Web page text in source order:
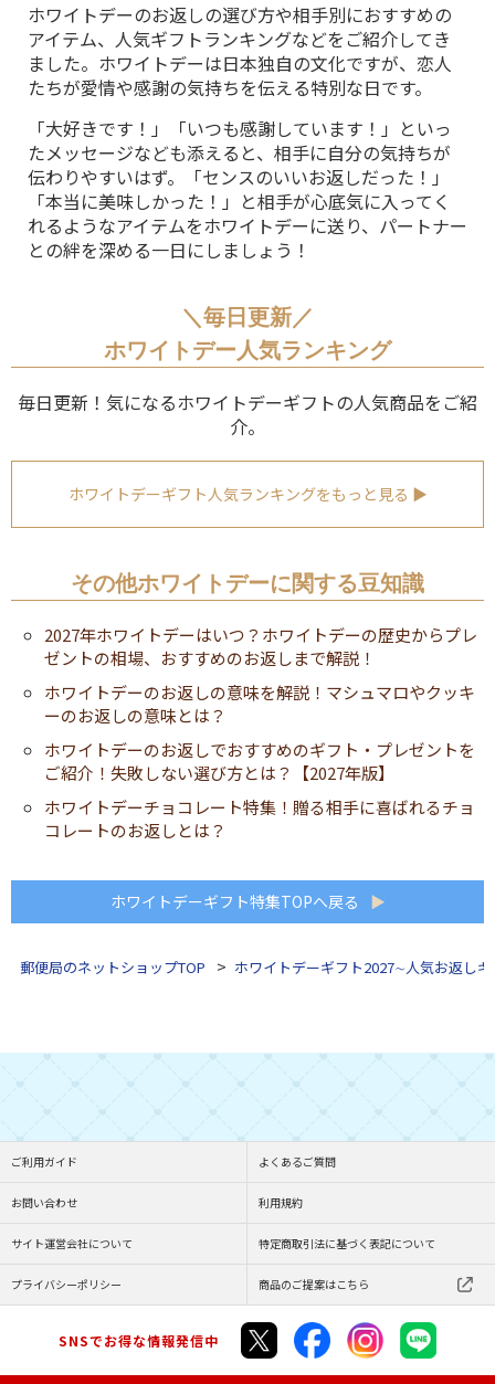
ホワイトデーのお返しの選び方や相手別におすすめの
アイテム、人気ギフトランキングなどをご紹介してき
ました。ホワイトデーは日本独自の文化ですが、恋人
たちが愛情や感謝の気持ちを伝える特別な日です。
「大好きです！」「いつも感謝しています！」といっ
たメッセージなども添えると、相手に自分の気持ちが
伝わりやすいはず。「センスのいいお返しだった！」
「本当に美味しかった！」と相手が心底気に入ってく
れるようなアイテムをホワイトデーに送り、パートナー
との絆を深める一日にしましょう！
＼毎日更新／
ホワイトデー人気ランキング
毎日更新！気になるホワイトデーギフトの人気商品をご紹
介。
ホワイトデーギフト人気ランキングをもっと見る ▶
その他ホワイトデーに関する豆知識
2027年ホワイトデーはいつ？ホワイトデーの歴史からプレ
ゼントの相場、おすすめのお返しまで解説！
ホワイトデーのお返しの意味を解説！マシュマロやクッキ
ーのお返しの意味とは？
ホワイトデーのお返しでおすすめのギフト・プレゼントを
ご紹介！失敗しない選び方とは？【2027年版】
ホワイトデーチョコレート特集！贈る相手に喜ばれるチョ
コレートのお返しとは？
ホワイトデーギフト特集TOPへ戻る ▶
郵便局のネットショップTOP ホワイトデーギフト2027∼人気お返し
ご利用ガイド よくあるご質問
お問い合わせ 利用規約
サイト運営会社について 特定商取引法に基づく表記について
プライバシーポリシー 商品のご提案はこちら
SNSでお得な情報発信中